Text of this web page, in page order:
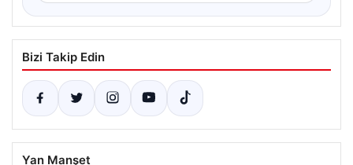
Bizi Takip Edin
Yan Manşet